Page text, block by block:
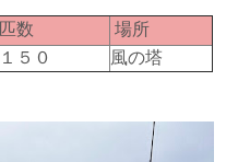
公式ブログ
Blog
匹数
場所
１５０ 風の塔